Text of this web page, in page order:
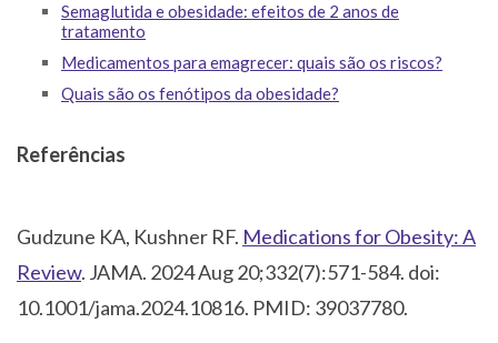
Semaglutida e obesidade: efeitos de 2 anos de
tratamento
Medicamentos para emagrecer: quais são os riscos?
Quais são os fenótipos da obesidade?
Referências
Gudzune KA, Kushner RF. Medications for Obesity: A
Review. JAMA. 2024 Aug 20;332(7):571-584. doi:
10.1001/jama.2024.10816. PMID: 39037780.